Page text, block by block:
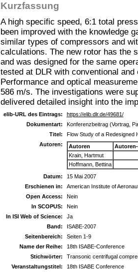
Kurzfassung
A high specific speed, 6:1 total
been improved with the knowledge
similar types of compressors and
calculations. The new rotor has the
and was designed for the same
tested at DLR with conventional
Performance and optical
586 m/s. The investigations were
delivered detailed insight into the
elib-URL des Eintrags:
https://elib.dlr.de/49681/
Dokumentart:
Konferenzbeitrag (Vortrag,
Titel:
Flow Study of a Redesigned
Autoren:
Autoren
Krain, Hartmut
Hoffmann, Bettina
Datum:
15 Mai 2007
Erschienen in:
American Institute of
Open Access:
Nein
In SCOPUS:
Nein
In ISI Web of Science:
Ja
Band:
ISABE-2007
Seitenbereich:
Seiten 1-9
Name der Reihe:
18th ISABE-Conference
Stichwörter:
Transonic centrifugal
Veranstaltungstitel:
18th ISABE Conference